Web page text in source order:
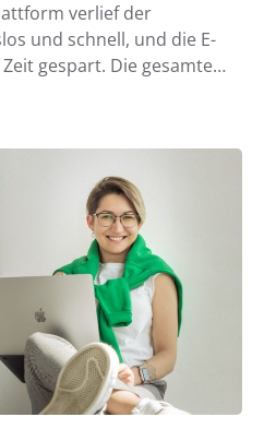
verlief der
und schnell, und die E-
gespart. Die gesamte…